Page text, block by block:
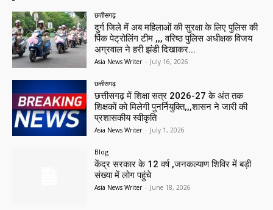
छत्तीसगढ़
दुर्ग जिले में अब महिलाओं की सुरक्षा के लिए पुलिस की
पिंक पेट्रोलिंग टीम ,,, वरिष्ठ पुलिस अधीक्षक विजय
अग्रवाल ने हरी झंडी दिखाकर...
Asia News Writer - July 16, 2026
छत्तीसगढ़
छत्तीसगढ़ में शिक्षा सत्र 2026-27 के अंत तक
शिक्षकों को मिलेगी पुनर्नियुक्ति,,,शासन ने जारी की
प्रशासकीय स्वीकृति
Asia News Writer - July 1, 2026
Blog
केंद्र सरकार के 12 वर्ष ,जनकल्याण शिविर में बड़ी
संख्या में लोग पहुंचे
Asia News Writer - June 18, 2026